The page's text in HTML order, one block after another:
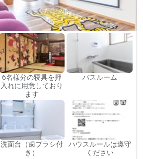
6名様分の寝具を押
入れに用意しており
ます
バスルーム
洗面台（歯ブラシ付
き）
ハウスルールは遵守
ください